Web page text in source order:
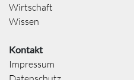
Wirtschaft
Wissen
Kontakt
Impressum